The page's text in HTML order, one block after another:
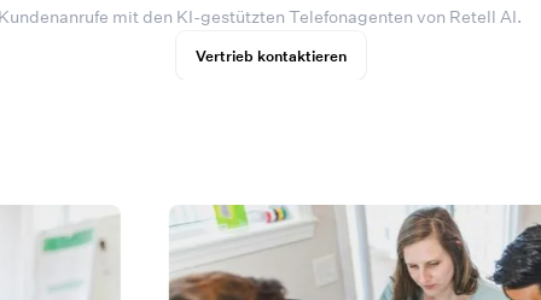
mit den KI-gestützten Telefonagenten von Retell AI.
Vertrieb kontaktieren